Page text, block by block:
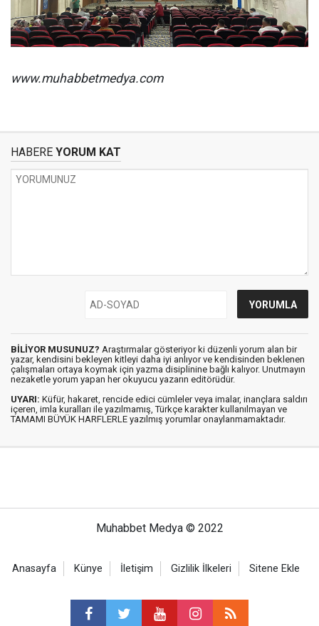
www.muhabbetmedya.com
HABERE YORUM KAT
BİLİYOR MUSUNUZ? Araştırmalar gösteriyor ki düzenli yorum alan bir
yazar, kendisini bekleyen kitleyi daha iyi anlıyor ve kendisinden beklenen
çalışmaları ortaya koymak için yazma disiplinine bağlı kalıyor. Unutmayın
nezaketle yorum yapan her okuyucu yazarın editörüdür.
UYARI: Küfür, hakaret, rencide edici cümleler veya imalar, inançlara saldırı
içeren, imla kuralları ile yazılmamış, Türkçe karakter kullanılmayan ve
TAMAMI BÜYÜK HARFLERLE yazılmış yorumlar onaylanmamaktadır.
Muhabbet Medya © 2022
Anasayfa Künye İletişim Gizlilik İlkeleri Sitene Ekle